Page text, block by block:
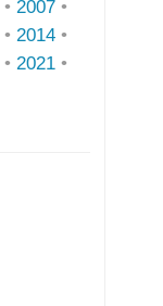
• 2007 •
• 2014 •
• 2021 •